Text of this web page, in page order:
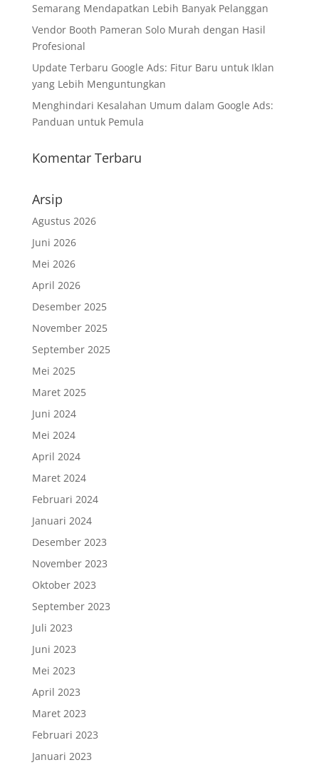
Semarang Mendapatkan Lebih Banyak Pelanggan
Vendor Booth Pameran Solo Murah dengan Hasil
Profesional
Update Terbaru Google Ads: Fitur Baru untuk Iklan
yang Lebih Menguntungkan
Menghindari Kesalahan Umum dalam Google Ads:
Panduan untuk Pemula
Komentar Terbaru
Arsip
Agustus 2026
Juni 2026
Mei 2026
April 2026
Desember 2025
November 2025
September 2025
Mei 2025
Maret 2025
Juni 2024
Mei 2024
April 2024
Maret 2024
Februari 2024
Januari 2024
Desember 2023
November 2023
Oktober 2023
September 2023
Juli 2023
Juni 2023
Mei 2023
April 2023
Maret 2023
Februari 2023
Januari 2023